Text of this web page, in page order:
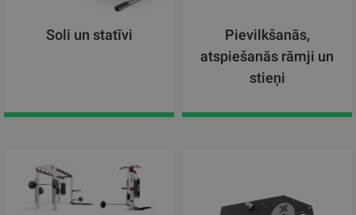
Soli un statīvi
Pievilkšanās,
atspiešanās rāmji un
stieņi